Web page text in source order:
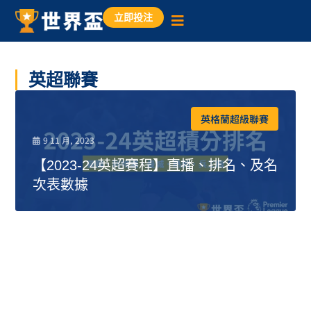
立即投注
英超聯賽
英格蘭超級聯賽
9 11 月, 2023
【2023-24英超賽程】直播、排名、及名
次表數據